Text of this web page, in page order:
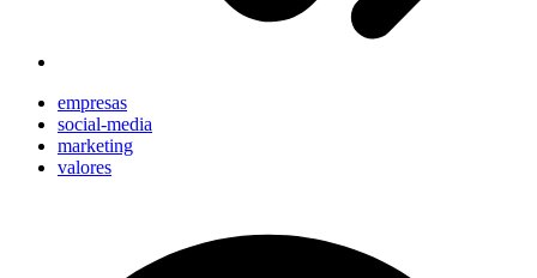
empresas
social-media
marketing
valores